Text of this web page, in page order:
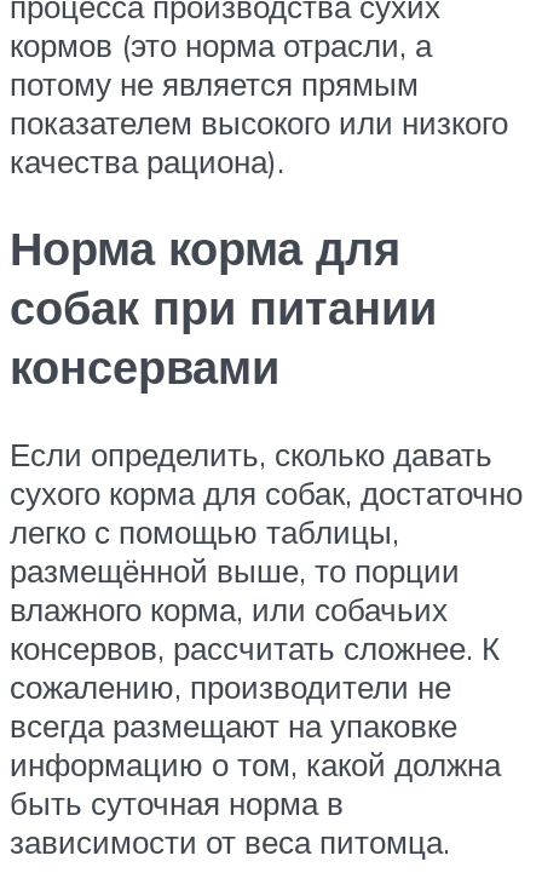
кормов (это норма отрасли, а
потому не является прямым
показателем высокого или низкого
качества рациона).
Норма корма для
собак при питании
консервами
Если определить, сколько давать
сухого корма для собак, достаточно
легко с помощью таблицы,
размещённой выше, то порции
влажного корма, или собачьих
консервов, рассчитать сложнее. К
сожалению, производители не
всегда размещают на упаковке
информацию о том, какой должна
быть суточная норма в
зависимости от веса питомца.